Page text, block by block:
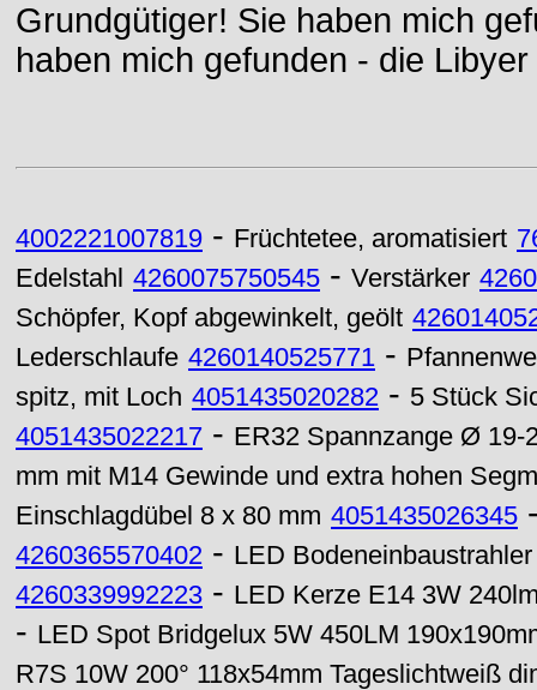
Grundgütiger! Sie haben mich
haben mich gefunden - die
4002221007819 - Früchtetee, aromatisiert
Edelstahl 4260075750545 - Verstärker
Schöpfer, Kopf abgewinkelt, geölt
Lederschlaufe 4260140525771 -
spitz, mit Loch 4051435020282 - 5 Stück
4051435022217 - ER32 Spannzange Ø 19-
mm mit M14 Gewinde und extra hohen
Einschlagdübel 8 x 80 mm 4051435026345
4260365570402 - LED
4260339992223 - LED Kerze E14 3W
- LED Spot Bridgelux 5W 450LM
R7S 10W 200° 118x54mm Tageslichtweiß